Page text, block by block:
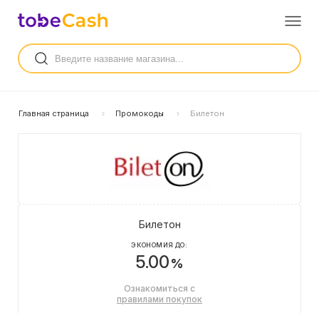
Главная страница Промокоды Билетон
Билетон
ЭКОНОМИЯ ДО:
5.00%
Ознакомиться с
правилами покупок